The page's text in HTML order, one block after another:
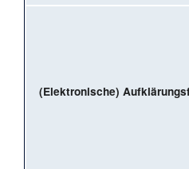
(Elektronische)